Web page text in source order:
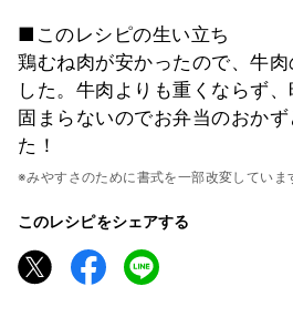
■このレシピの生い立ち
鶏むね肉が安かったので、牛
した。牛肉よりも重くならず
固まらないのでお弁当のおか
た！
※みやすさのために書式を一部改変していま
このレシピをシェアする